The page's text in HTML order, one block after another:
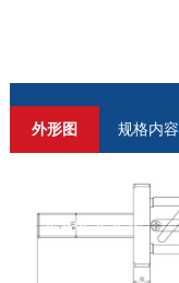
外形图 规格内容